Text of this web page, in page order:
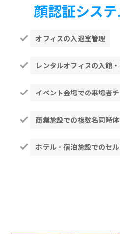
顔認証シス
オフィスの入退室管理
レンタルオフィスの入館
イベント会場での来場者
商業施設での複数名同時
ホテル・宿泊施設でのセ